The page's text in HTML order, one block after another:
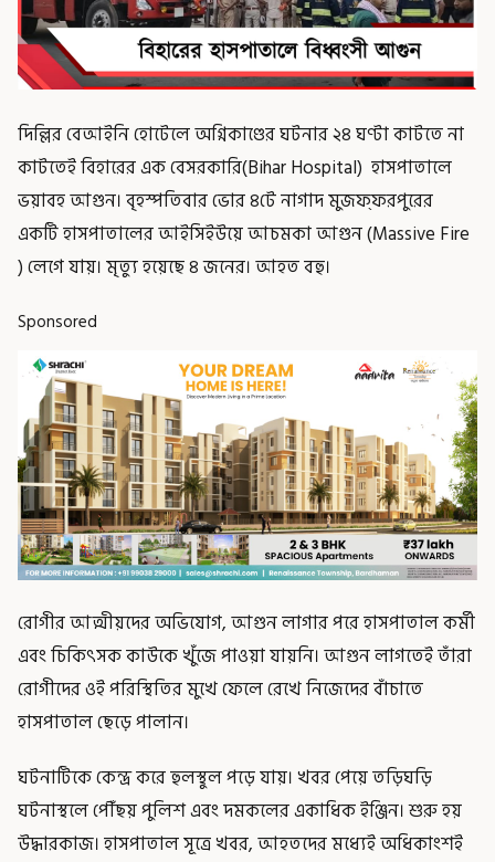
দিল্লির বেআইনি হোটেলে অগ্নিকাণ্ডের ঘটনার ২৪ ঘণ্টা কাটতে না
কাটতেই বিহারের এক বেসরকারি(Bihar Hospital) হাসপাতালে
ভয়াবহ আগুন। বৃহস্পতিবার ভোর ৪টে নাগাদ মুজফ্‌ফরপুরের
একটি হাসপাতালের আইসিইউয়ে আচমকা আগুন (Massive Fire
) লেগে যায়। মৃত্যু হয়েছে ৪ জনের। আহত বহু।
Sponsored
রোগীর আত্মীয়দের অভিযোগ, আগুন লাগার পরে হাসপাতাল কর্মী
এবং চিকিৎসক কাউকে খুঁজে পাওয়া যায়নি। আগুন লাগতেই তাঁরা
রোগীদের ওই পরিস্থিতির মুখে ফেলে রেখে নিজেদের বাঁচাতে
হাসপাতাল ছেড়ে পালান।
ঘটনাটিকে কেন্দ্র করে হুলস্থুল পড়ে যায়। খবর পেয়ে তড়িঘড়ি
ঘটনাস্থলে পৌঁছয় পুলিশ এবং দমকলের একাধিক ইঞ্জিন। শুরু হয়
উদ্ধারকাজ। হাসপাতাল সূত্রে খবর, আহতদের মধ্যেই অধিকাংশই